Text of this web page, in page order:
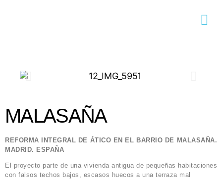
MALASAÑA
REFORMA INTEGRAL DE ÁTICO EN EL BARRIO DE MALASAÑA.
MADRID. ESPAÑA
El proyecto parte de una vivienda antigua de pequeñas habitaciones
con falsos techos bajos, escasos huecos a una terraza mal